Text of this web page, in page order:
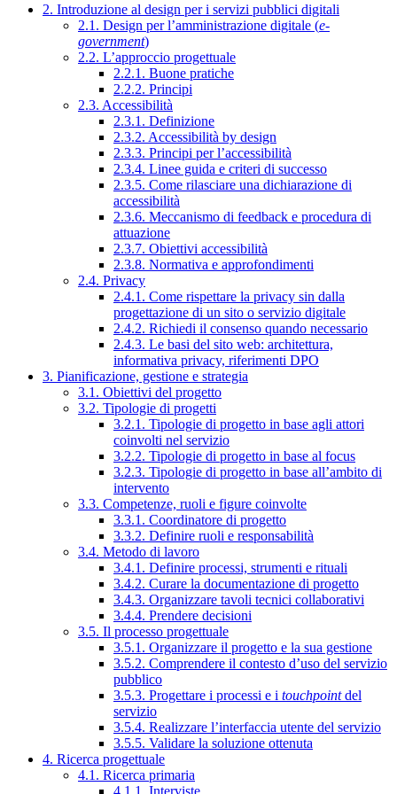
2. Introduzione al design per i servizi pubblici digitali
2.1. Design per l’amministrazione digitale (e-
government)
2.2. L’approccio progettuale
2.2.1. Buone pratiche
2.2.2. Principi
2.3. Accessibilità
2.3.1. Definizione
2.3.2. Accessibilità by design
2.3.3. Principi per l’accessibilità
2.3.4. Linee guida e criteri di successo
2.3.5. Come rilasciare una dichiarazione di
accessibilità
2.3.6. Meccanismo di feedback e procedura di
attuazione
2.3.7. Obiettivi accessibilità
2.3.8. Normativa e approfondimenti
2.4. Privacy
2.4.1. Come rispettare la privacy sin dalla
progettazione di un sito o servizio digitale
2.4.2. Richiedi il consenso quando necessario
2.4.3. Le basi del sito web: architettura,
informativa privacy, riferimenti DPO
3. Pianificazione, gestione e strategia
3.1. Obiettivi del progetto
3.2. Tipologie di progetti
3.2.1. Tipologie di progetto in base agli attori
coinvolti nel servizio
3.2.2. Tipologie di progetto in base al focus
3.2.3. Tipologie di progetto in base all’ambito di
intervento
3.3. Competenze, ruoli e figure coinvolte
3.3.1. Coordinatore di progetto
3.3.2. Definire ruoli e responsabilità
3.4. Metodo di lavoro
3.4.1. Definire processi, strumenti e rituali
3.4.2. Curare la documentazione di progetto
3.4.3. Organizzare tavoli tecnici collaborativi
3.4.4. Prendere decisioni
3.5. Il processo progettuale
3.5.1. Organizzare il progetto e la sua gestione
3.5.2. Comprendere il contesto d’uso del servizio
pubblico
3.5.3. Progettare i processi e i touchpointdel
servizio
3.5.4. Realizzare l’interfaccia utente del servizio
3.5.5. Validare la soluzione ottenuta
4. Ricerca progettuale
4.1. Ricerca primaria
4.1.1. Interviste